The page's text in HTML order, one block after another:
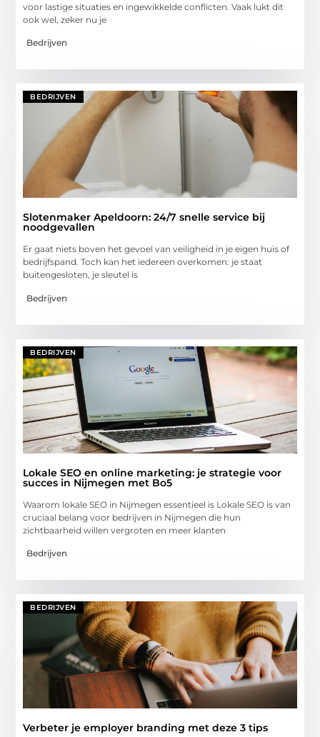
voor lastige situaties en ingewikkelde conflicten. Vaak lukt dit
ook wel, zeker nu je
Bedrijven
BEDRIJVEN
Slotenmaker Apeldoorn: 24/7 snelle service bij
noodgevallen
Er gaat niets boven het gevoel van veiligheid in je eigen huis of
bedrijfspand. Toch kan het iedereen overkomen: je staat
buitengesloten, je sleutel is
Bedrijven
BEDRIJVEN
Lokale SEO en online marketing: je strategie voor
succes in Nijmegen met Bo5
Waarom lokale SEO in Nijmegen essentieel is Lokale SEO is van
cruciaal belang voor bedrijven in Nijmegen die hun
zichtbaarheid willen vergroten en meer klanten
Bedrijven
BEDRIJVEN
Verbeter je employer branding met deze 3 tips